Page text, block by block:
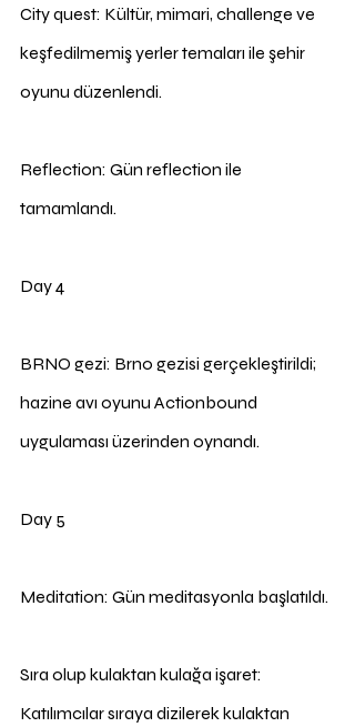
City quest: Kültür, mimari, challenge ve
keşfedilmemiş yerler temaları ile şehir
oyunu düzenlendi.
Reflection: Gün reflection ile
tamamlandı.
Day 4
BRNO gezi: Brno gezisi gerçekleştirildi;
hazine avı oyunu Actionbound
uygulaması üzerinden oynandı.
Day 5
Meditation: Gün meditasyonla başlatıldı.
Sıra olup kulaktan kulağa işaret:
Katılımcılar sıraya dizilerek kulaktan